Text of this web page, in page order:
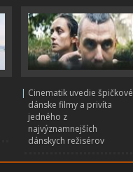
| Cinematik uvedie špičkové
dánske filmy a privíta
jedného z
najvýznamnejších
dánskych režisérov